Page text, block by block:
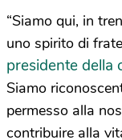
“Siamo qui, in
uno spirito di
presidente della
Siamo
permesso alla
contribuire alla